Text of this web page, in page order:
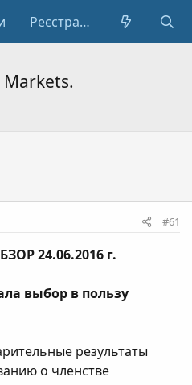
Реєстрація
#61
24.06.2016 г.
выбор в пользу
результаты
о членстве